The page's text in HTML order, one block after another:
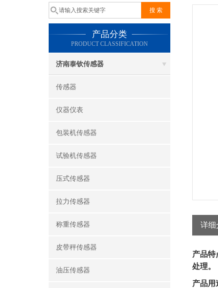
产品分类
PRODUCT CLASSIFICATION
济南泰钦传感器
传感器
仪器仪表
包装机传感器
试验机传感器
压式传感器
拉力传感器
称重传感器
皮带秤传感器
油压传感器
详细
产品特
处理。
产品用